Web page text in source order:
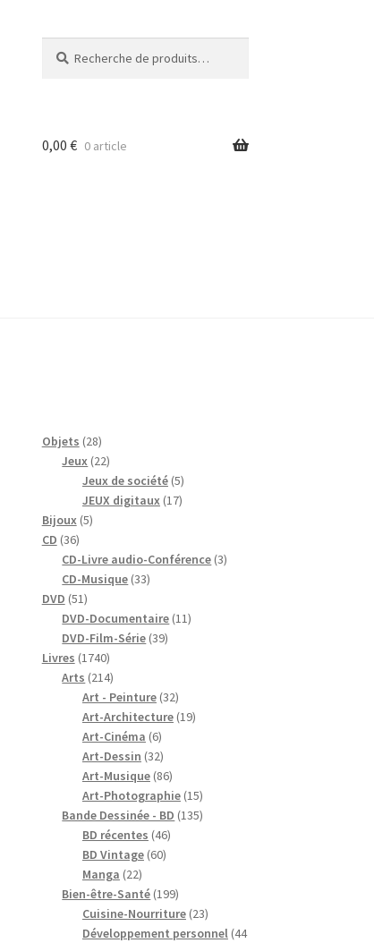
pour :
0,00 € 0 article
Objets 2828
produits
Jeux 2222
produits
Jeux de société 55
produits
JEUX digitaux 1717
Bijoux 55
CD 3636
produits
CD-Livre audio-Conférence 33
CD-Musique 3333
DVD 5151
produits
DVD-Documentaire 1111
DVD-Film-Série 3939
Livres 17401740
produits
Arts 214214
produits
Art - Peinture 3232
produits
Art-Architecture 1919
Art-Cinéma 66
produits
Art-Dessin 3232
produits
Art-Musique 8686
produits
Art-Photographie 1515
produits
Bande Dessinée - BD 135135
BD récentes 4646
BD Vintage 6060
Manga 2222
produits
Bien-être-Santé 199199
produits
Cuisine-Nourriture 2323
produits
Développement personnel 44